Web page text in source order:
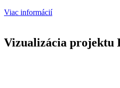
Viac informácií
Vizualizácia projektu